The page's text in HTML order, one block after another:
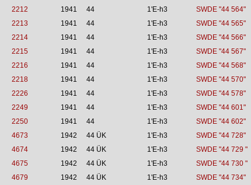
2212 1941 44 1'E-h3
SWDE "44 564"
2213 1941 44 1'E-h3
SWDE "44 565"
2214 1941 44 1'E-h3
SWDE "44 566"
2215 1941 44 1'E-h3
SWDE "44 567"
2216 1941 44 1'E-h3
SWDE "44 568"
2218 1941 44 1'E-h3
SWDE "44 570"
2226 1941 44 1'E-h3
SWDE "44 578"
2249 1941 44 1'E-h3
SWDE "44 601"
2250 1941 44 1'E-h3
SWDE "44 602"
4673 1942 44 ÜK 1'E-h3
SWDE "44 728"
4674 1942 44 ÜK 1'E-h3
SWDE "44 729 "
4675 1942 44 ÜK 1'E-h3
SWDE "44 730 "
4679 1942 44 ÜK 1'E-h3
SWDE "44 734"